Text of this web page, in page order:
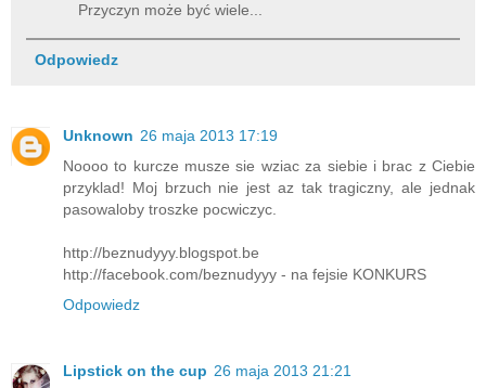
Przyczyn może być wiele...
Odpowiedz
Unknown 26 maja 2013 17:19
Noooo to kurcze musze sie wziac za siebie i brac z Ciebie
przyklad! Moj brzuch nie jest az tak tragiczny, ale jednak
pasowaloby troszke pocwiczyc.
http://beznudyyy.blogspot.be
http://facebook.com/beznudyyy - na fejsie KONKURS
Odpowiedz
Lipstick on the cup 26 maja 2013 21:21